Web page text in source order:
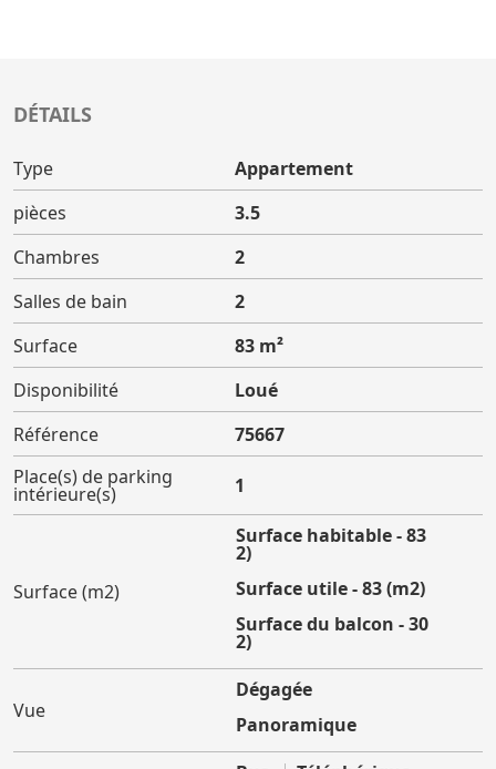
DÉTAILS
Type
Appartement
pièces
3.5
Chambres
2
Salles de bain
2
Surface
83 m²
Disponibilité
Loué
Référence
75667
Place(s) de parking
intérieure(s) 1
Surface (m2)
Surface habitable - 83
(m2)
Surface utile - 83 (m2)
Surface du balcon - 30
(m2)
Vue
Dégagée
Panoramique